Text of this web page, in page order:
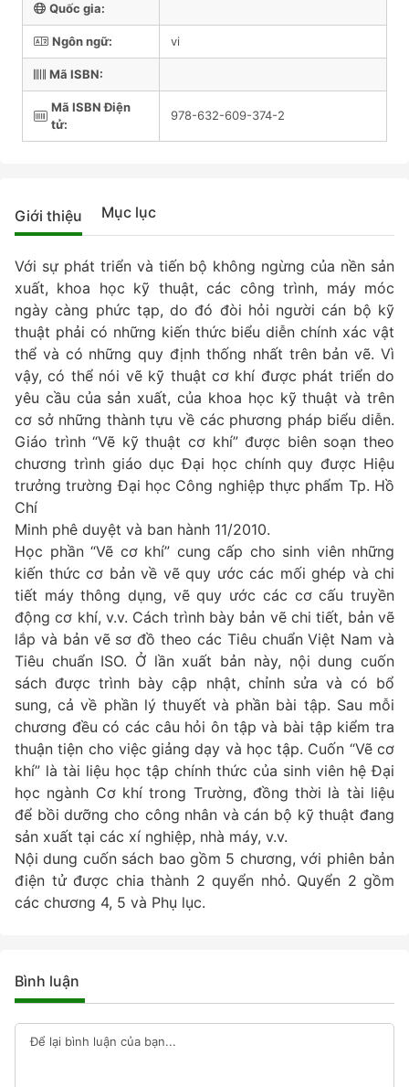
Quốc gia:
Ngôn ngữ: vi
Mã ISBN:
Mã ISBN Điện
tử:
978-632-609-374-2
Giới thiệu Mục lục
Với sự phát triển và tiến bộ không ngừng của nền sản
xuất, khoa học kỹ thuật, các công trình, máy móc
ngày càng phức tạp, do đó đòi hỏi người cán bộ kỹ
thuật phải có những kiến thức biểu diễn chính xác vật
thể và có những quy định thống nhất trên bản vẽ. Vì
vậy, có thể nói vẽ kỹ thuật cơ khí được phát triển do
yêu cầu của sản xuất, của khoa học kỹ thuật và trên
cơ sở những thành tựu về các phương pháp biểu diễn.
Giáo trình “Vẽ kỹ thuật cơ khí” được biên soạn theo
chương trình giáo dục Đại học chính quy được Hiệu
trưởng trường Đại học Công nghiệp thực phẩm Tp. Hồ
Chí
Minh phê duyệt và ban hành 11/2010.
Học phần “Vẽ cơ khí” cung cấp cho sinh viên những
kiến thức cơ bản về vẽ quy ước các mối ghép và chi
tiết máy thông dụng, vẽ quy ước các cơ cấu truyền
động cơ khí, v.v. Cách trình bày bản vẽ chi tiết, bản vẽ
lắp và bản vẽ sơ đồ theo các Tiêu chuẩn Việt Nam và
Tiêu chuẩn ISO. Ở lần xuất bản này, nội dung cuốn
sách được trình bày cập nhật, chỉnh sửa và có bổ
sung, cả về phần lý thuyết và phần bài tập. Sau mỗi
chương đều có các câu hỏi ôn tập và bài tập kiểm tra
thuận tiện cho việc giảng dạy và học tập. Cuốn “Vẽ cơ
khí” là tài liệu học tập chính thức của sinh viên hệ Đại
học ngành Cơ khí trong Trường, đồng thời là tài liệu
để bồi dưỡng cho công nhân và cán bộ kỹ thuật đang
sản xuất tại các xí nghiệp, nhà máy, v.v.
Nội dung cuốn sách bao gồm 5 chương, với phiên bản
điện tử được chia thành 2 quyển nhỏ. Quyển 2 gồm
các chương 4, 5 và Phụ lục.
Bình luận